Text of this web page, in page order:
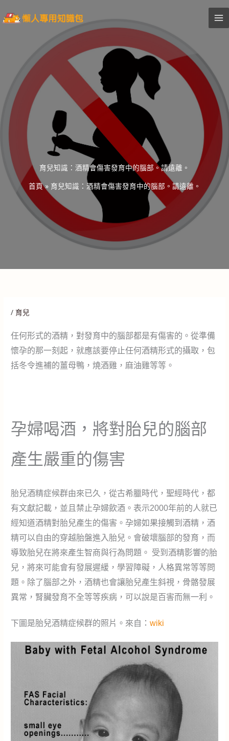
至
育兒知識：酒精會傷害發育中的腦部。請遠離。
首頁 » 育兒知識：酒精會傷害發育中的腦部。請遠離。
/育兒
任何形式的酒精，對發育中的腦部都是有傷害的。從準備
懷孕的那一刻起，就應該要停止任何酒精形式的攝取，包
括冬令進補的薑母鴨，燒酒雞，麻油雞等等。
孕婦喝酒，將對胎兒的腦部
產生嚴重的傷害
胎兒酒精症候群由來已久，從古希臘時代，聖經時代，都
有文獻記載，並且禁止孕婦飲酒。表示2000年前的人就已
經知道酒精對胎兒產生的傷害。孕婦如果接觸到酒精，酒
精可以自由的穿越胎盤進入胎兒。會破壞腦部的發育，而
導致胎兒在將來產生智商與行為問題。 受到酒精影響的胎
兒，將來可能會有發展遲緩，學習障礙，人格異常等等問
題。除了腦部之外，酒精也會讓胎兒產生斜視，骨骼發展
異常，腎臟發育不全等等疾病，可以說是百害而無一利。
下圖是胎兒酒精症候群的照片。來自：wiki